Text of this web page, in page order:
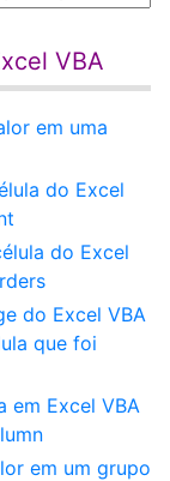
VBA
em uma
do Excel
do Excel
do Excel VBA
que foi
em Excel VBA
em um grupo